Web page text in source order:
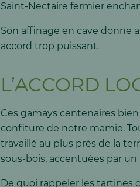
Saint-Nectaire fermier
Son affinage en cave donne
accord trop puissant.
L’ACCORD
Ces gamays centenaires
confiture de notre mamie.
travaillé au plus près de la
sous-bois, accentuées par
De quoi rappeler les tartines